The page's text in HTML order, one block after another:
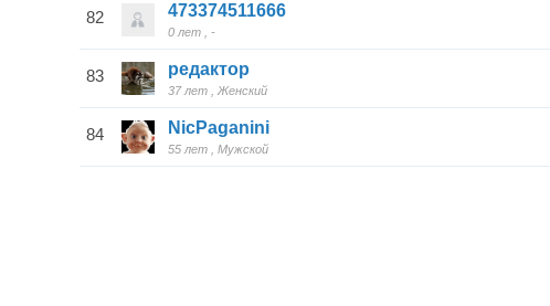
82 473374511666
0 лет -
83 редактор
37 лет Женский
84 NicPaganini
55 лет Мужской